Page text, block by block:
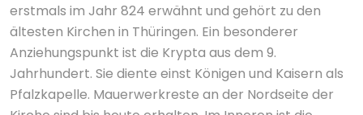
erstmals im Jahr 824 erwähnt und gehört zu den
ältesten Kirchen in Thüringen. Ein besonderer
Anziehungspunkt ist die Krypta aus dem 9.
Jahrhundert. Sie diente einst Königen und Kaisern als
Pfalzkapelle. Mauerwerkreste an der Nordseite der